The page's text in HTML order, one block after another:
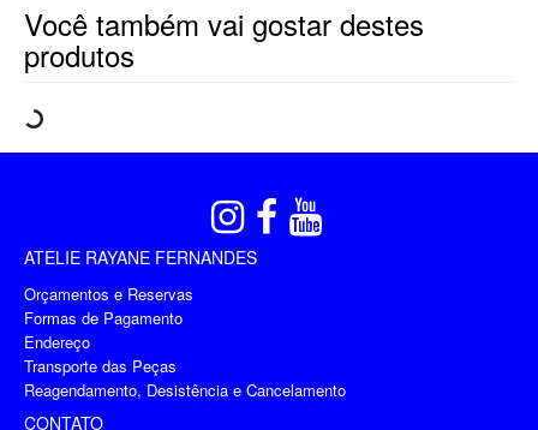
Você também vai gostar destes
produtos
ATELIE RAYANE FERNANDES
Orçamentos e Reservas
Formas de Pagamento
Endereço
Transporte das Peças
Reagendamento, Desistência e Cancelamento
CONTATO